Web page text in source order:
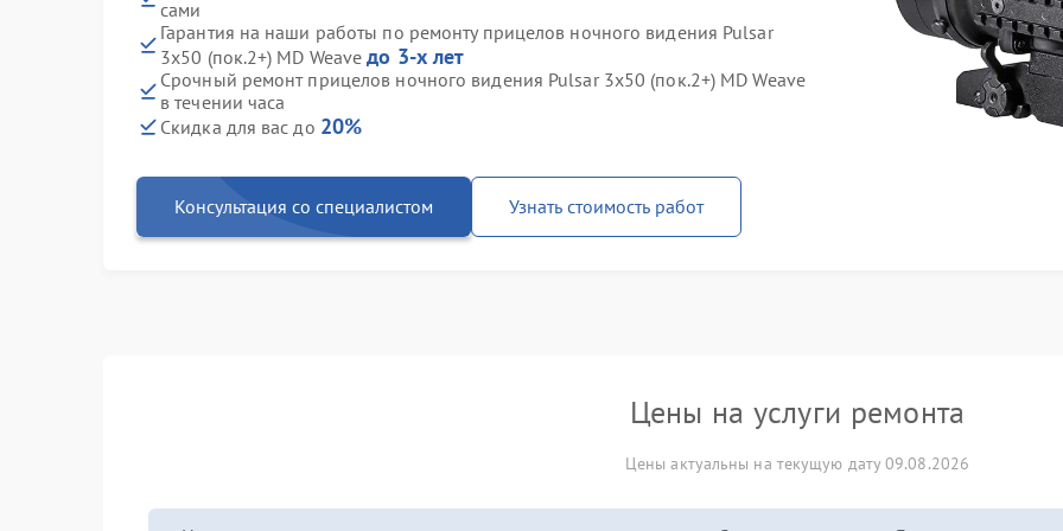
сами
Гарантия на наши работы по ремонту прицелов ночного видения Pulsar
3x50 (пок.2+) MD Weaveдо 3-х лет
Срочный ремонт прицелов ночного видения Pulsar 3x50 (пок.2+) MD Weave
в течении часа
Скидка для вас до 20%
Консультация со специалистом Узнать стоимость работ
Цены на услуги ремонта
Цены актуальны на текущую дату 09.08.2026